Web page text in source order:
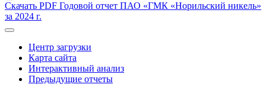
Скачать PDF Годовой отчет ПАО «ГМК «Норильский никель»
за 2024 г.
Центр загрузки
Карта сайта
Интерактивный анализ
Предыдущие отчеты